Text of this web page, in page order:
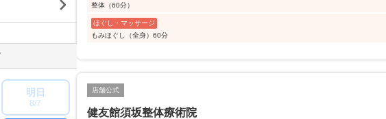
整体（60分）
ほぐし・マッサージ
もみほぐし（全身）60分
店舗公式
健友館須坂整体療術院
明日
8/7